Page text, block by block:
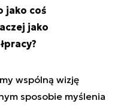
jako coś
jako
wspólną wizję
sposobie myślenia